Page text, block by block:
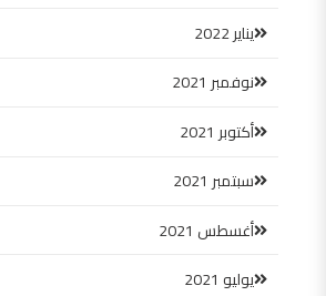
يناير 2022
نوفمبر 2021
أكتوبر 2021
سبتمبر 2021
أغسطس 2021
يوليو 2021